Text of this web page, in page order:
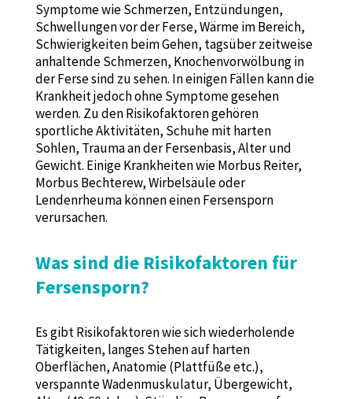
Symptome wie Schmerzen, Entzündungen,
Schwellungen vor der Ferse, Wärme im Bereich,
Schwierigkeiten beim Gehen, tagsüber zeitweise
anhaltende Schmerzen, Knochenvorwölbung in
der Ferse sind zu sehen. In einigen Fällen kann die
Krankheit jedoch ohne Symptome gesehen
werden. Zu den Risikofaktoren gehören
sportliche Aktivitäten, Schuhe mit harten
Sohlen, Trauma an der Fersenbasis, Alter und
Gewicht. Einige Krankheiten wie Morbus Reiter,
Morbus Bechterew, Wirbelsäule oder
Lendenrheuma können einen Fersensporn
verursachen.
Was sind die Risikofaktoren für
Fersensporn?
Es gibt Risikofaktoren wie sich wiederholende
Tätigkeiten, langes Stehen auf harten
Oberflächen, Anatomie (Plattfüße etc.),
verspannte Wadenmuskulatur, Übergewicht,